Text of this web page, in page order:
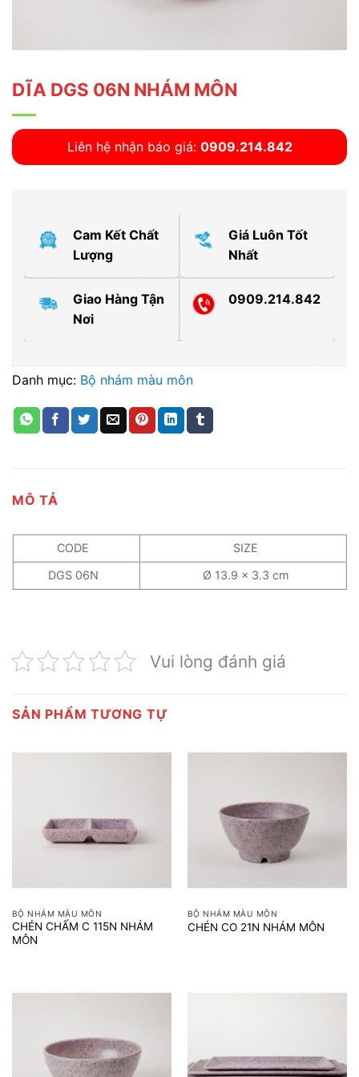
DĨA DGS 06N NHÁM MÔN
Liên hệ nhận báo giá: 0909.214.842
Cam Kết Chất
Lượng
Giá Luôn Tốt
Nhất
Giao Hàng Tận
Nơi
0909.214.842
Danh mục: Bộ nhám màu môn
MÔ TẢ
CODE
SIZE
DGS 06N
Ø 13.9 x 3.3 cm
Vui lòng đánh giá
SẢN PHẨM TƯƠNG TỰ
BỘ NHÁM MÀU MÔN
CHÉN CHẤM C 115N NHÁM
MÔN
BỘ NHÁM MÀU MÔN
CHÉN CO 21N NHÁM MÔN